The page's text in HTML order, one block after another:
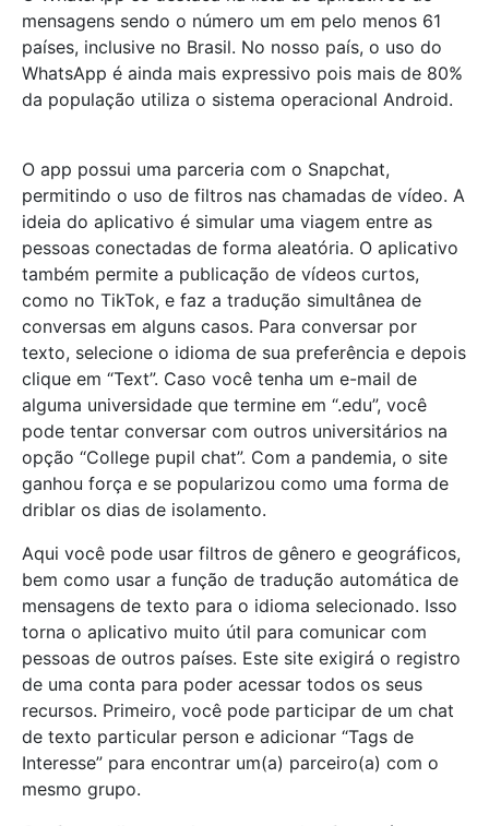
mensagens sendo o número um em pelo menos 61
países, inclusive no Brasil. No nosso país, o uso do
WhatsApp é ainda mais expressivo pois mais de 80%
da população utiliza o sistema operacional Android.
O app possui uma parceria com o Snapchat,
permitindo o uso de filtros nas chamadas de vídeo. A
ideia do aplicativo é simular uma viagem entre as
pessoas conectadas de forma aleatória. O aplicativo
também permite a publicação de vídeos curtos,
como no TikTok, e faz a tradução simultânea de
conversas em alguns casos. Para conversar por
texto, selecione o idioma de sua preferência e depois
clique em “Text”. Caso você tenha um e-mail de
alguma universidade que termine em “.edu”, você
pode tentar conversar com outros universitários na
opção “College pupil chat”. Com a pandemia, o site
ganhou força e se popularizou como uma forma de
driblar os dias de isolamento.
Aqui você pode usar filtros de gênero e geográficos,
bem como usar a função de tradução automática de
mensagens de texto para o idioma selecionado. Isso
torna o aplicativo muito útil para comunicar com
pessoas de outros países. Este site exigirá o registro
de uma conta para poder acessar todos os seus
recursos. Primeiro, você pode participar de um chat
de texto particular person e adicionar “Tags de
Interesse” para encontrar um(a) parceiro(a) com o
mesmo grupo.